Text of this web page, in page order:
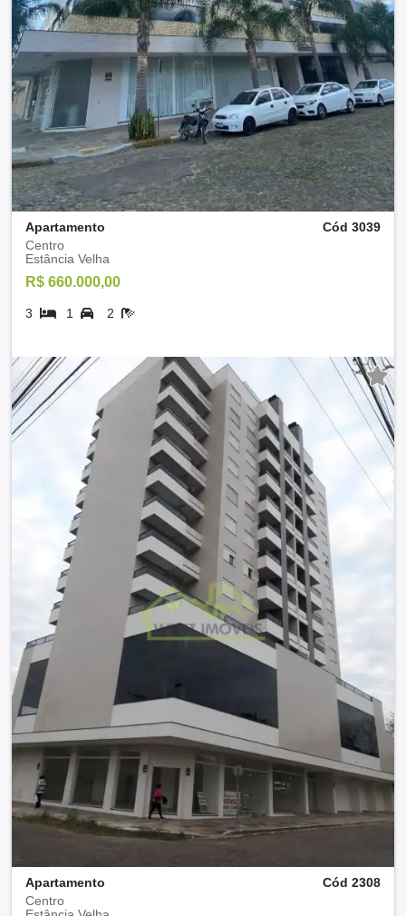
Apartamento
Cód 3039
Centro
Estância Velha
R$ 660.000,00
3 1 2
Apartamento
Cód 2308
Centro